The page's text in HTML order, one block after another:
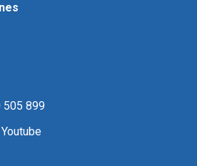
505 899
Youtube